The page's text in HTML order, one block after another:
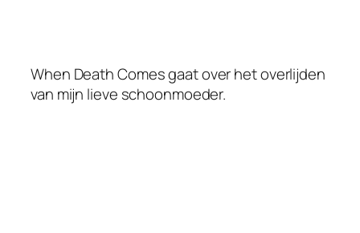
When Death Comes gaat over het overlijden
van mijn lieve schoonmoeder.